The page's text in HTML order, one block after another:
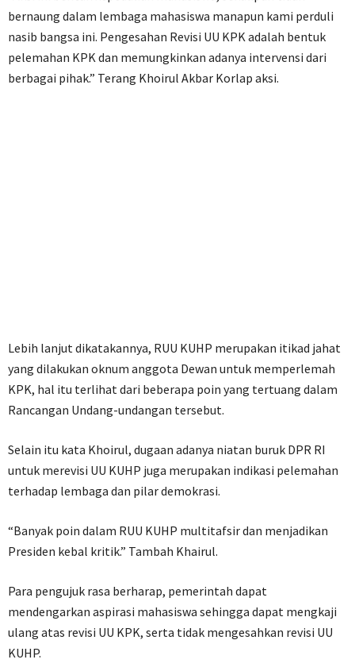
bernaung dalam lembaga mahasiswa manapun kami perduli
nasib bangsa ini. Pengesahan Revisi UU KPK adalah bentuk
pelemahan KPK dan memungkinkan adanya intervensi dari
berbagai pihak.” Terang Khoirul Akbar Korlap aksi.
Lebih lanjut dikatakannya, RUU KUHP merupakan itikad jahat
yang dilakukan oknum anggota Dewan untuk memperlemah
KPK, hal itu terlihat dari beberapa poin yang tertuang dalam
Rancangan Undang-undangan tersebut.
Selain itu kata Khoirul, dugaan adanya niatan buruk DPR RI
untuk merevisi UU KUHP juga merupakan indikasi pelemahan
terhadap lembaga dan pilar demokrasi.
“Banyak poin dalam RUU KUHP multitafsir dan menjadikan
Presiden kebal kritik.” Tambah Khairul.
Para pengujuk rasa berharap, pemerintah dapat
mendengarkan aspirasi mahasiswa sehingga dapat mengkaji
ulang atas revisi UU KPK, serta tidak mengesahkan revisi UU
KUHP.